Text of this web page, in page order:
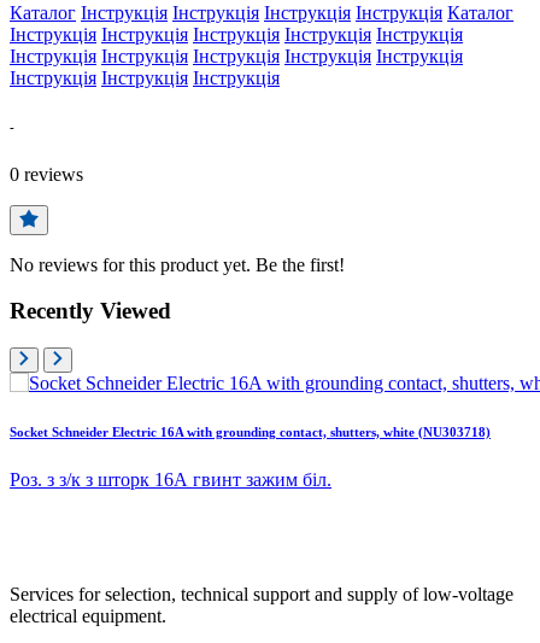
Каталог Інструкція Інструкція Інструкція Інструкція Каталог
Інструкція Інструкція Інструкція Інструкція Інструкція
Інструкція Інструкція Інструкція Інструкція Інструкція
Інструкція Інструкція Інструкція
-
0 reviews
No reviews for this product yet. Be the first!
Recently Viewed
Socket Schneider Electric 16A with grounding contact, shutters, white (NU303718)
Роз. з з/к з шторк 16А гвинт зажим біл.
Services for selection, technical support and supply of low-voltage
electrical equipment.